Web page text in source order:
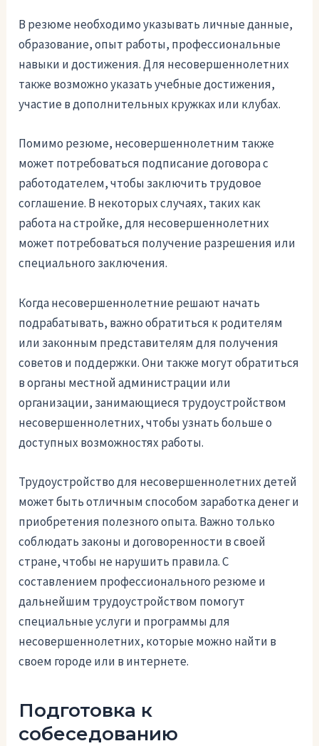
В резюме необходимо указывать личные данные,
образование, опыт работы, профессиональные
навыки и достижения. Для несовершеннолетних
также возможно указать учебные достижения,
участие в дополнительных кружках или клубах.
Помимо резюме, несовершеннолетним также
может потребоваться подписание договора с
работодателем, чтобы заключить трудовое
соглашение. В некоторых случаях, таких как
работа на стройке, для несовершеннолетних
может потребоваться получение разрешения или
специального заключения.
Когда несовершеннолетние решают начать
подрабатывать, важно обратиться к родителям
или законным представителям для получения
советов и поддержки. Они также могут обратиться
в органы местной администрации или
организации, занимающиеся трудоустройством
несовершеннолетних, чтобы узнать больше о
доступных возможностях работы.
Трудоустройство для несовершеннолетних детей
может быть отличным способом заработка денег и
приобретения полезного опыта. Важно только
соблюдать законы и договоренности в своей
стране, чтобы не нарушить правила. С
составлением профессионального резюме и
дальнейшим трудоустройством помогут
специальные услуги и программы для
несовершеннолетних, которые можно найти в
своем городе или в интернете.
Подготовка к
собеседованию